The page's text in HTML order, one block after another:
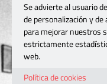
Se advierte al usuario
de personalización y
para mejorar nuestros
estrictamente
web.
Política de cookies